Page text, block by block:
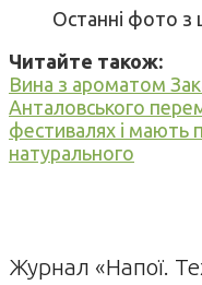
Останні фото з
Читайте також:
Вина з ароматом
Анталовського
фестивалях і мають
натурального
Журнал «Напої.